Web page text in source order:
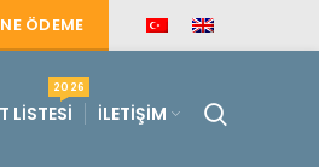
ÖDEME
LISTESI
2026
İLETIŞIM